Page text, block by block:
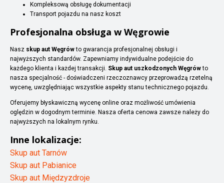
Kompleksową obsługę dokumentacji
Transport pojazdu na nasz koszt
Profesjonalna obsługa w Węgrowie
Nasz skup aut Węgrówto gwarancja profesjonalnej obsługi i
najwyższych standardów. Zapewniamy indywidualne podejście do
każdego klienta i każdej transakcji. Skup aut uszkodzonych Węgrówto
nasza specjalność - doświadczeni rzeczoznawcy przeprowadzą rzetelną
wycenę, uwzględniając wszystkie aspekty stanu technicznego pojazdu.
Oferujemy błyskawiczną wycenę online oraz możliwość umówienia
oględzin w dogodnym terminie. Nasza oferta cenowa zawsze należy do
najwyższych na lokalnym rynku.
Inne lokalizacje:
Skup aut Tarnów
Skup aut Pabianice
Skup aut Międzyzdroje